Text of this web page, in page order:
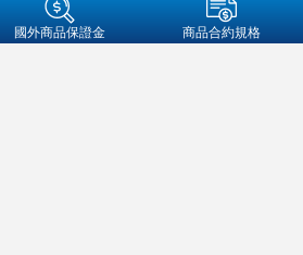
+集團成員
國外商品保證金 商品合約規格